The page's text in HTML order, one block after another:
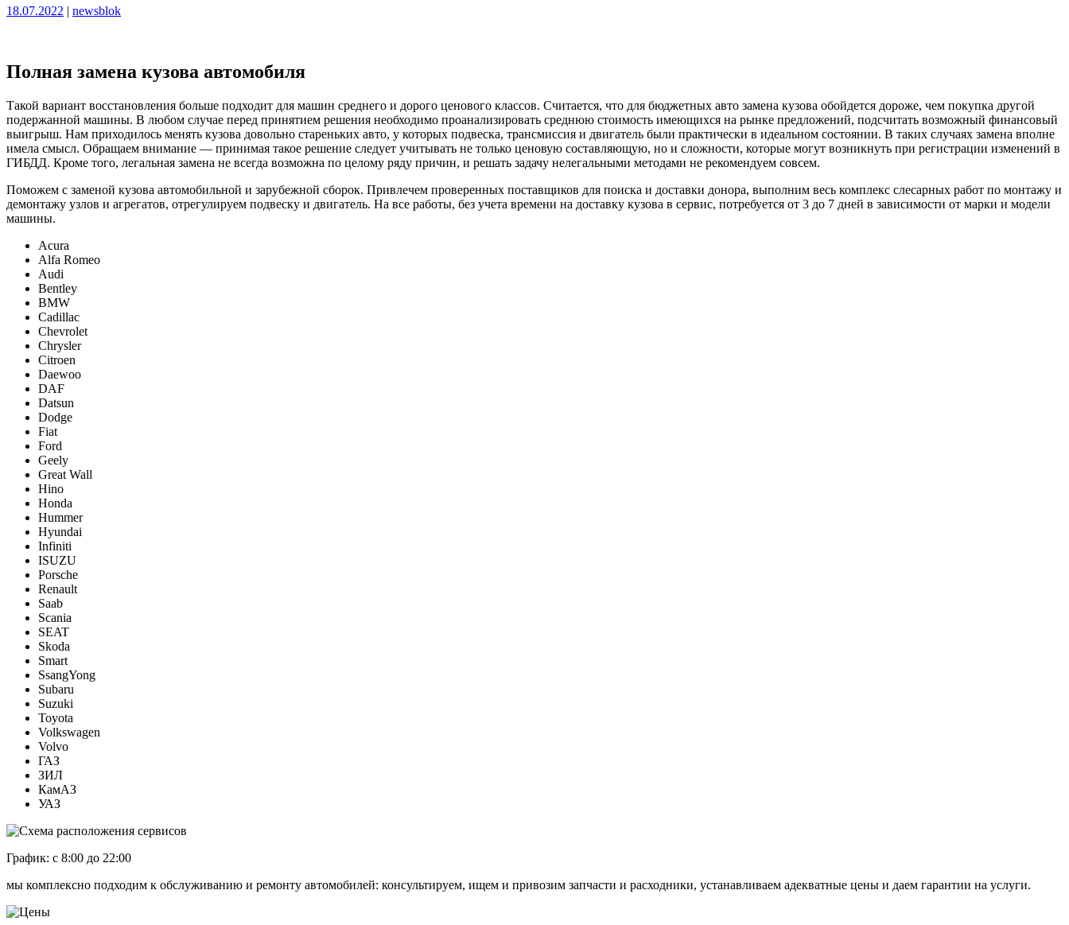
Опубликовано
18.07.2022 | Опубликовано
newsblok
Полная замена кузова автомобиля
Такой вариант восстановления больше подходит для машин среднего и дорого ценового классов. Считается, что для бюджетных авто замена кузова обойдется дороже, чем покупка другой
подержанной машины. В любом случае перед принятием решения необходимо проанализировать среднюю стоимость имеющихся на рынке предложений, подсчитать возможный финансовый
выигрыш. Нам приходилось менять кузова довольно стареньких авто, у которых подвеска, трансмиссия и двигатель были практически в идеальном состоянии. В таких случаях замена вполне
имела смысл. Обращаем внимание — принимая такое решение следует учитывать не только ценовую составляющую, но и сложности, которые могут возникнуть при регистрации изменений в
ГИБДД. Кроме того, легальная замена не всегда возможна по целому ряду причин, и решать задачу нелегальными методами не рекомендуем совсем.
Поможем с заменой кузова автомобильной и зарубежной сборок. Привлечем проверенных поставщиков для поиска и доставки донора, выполним весь комплекс слесарных работ по монтажу и
демонтажу узлов и агрегатов, отрегулируем подвеску и двигатель. На все работы, без учета времени на доставку кузова в сервис, потребуется от 3 до 7 дней в зависимости от марки и модели
машины.
Acura
Alfa Romeo
Audi
Bentley
BMW
Cadillac
Chevrolet
Chrysler
Citroen
Daewoo
DAF
Datsun
Dodge
Fiat
Ford
Geely
Great Wall
Hino
Honda
Hummer
Hyundai
Infiniti
ISUZU
Porsche
Renault
Saab
Scania
SEAT
Skoda
Smart
SsangYong
Subaru
Suzuki
Toyota
Volkswagen
Volvo
ГАЗ
ЗИЛ
КамАЗ
УАЗ
График: с 8:00 до 22:00
мы комплексно подходим к обслуживанию и ремонту автомобилей: консультируем, ищем и привозим запчасти и расходники, устанавливаем адекватные цены и даем гарантии на услуги.